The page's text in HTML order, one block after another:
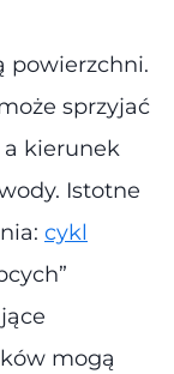
powierzchni.
sprzyjać
a kierunek
Istotne
cykl
mogą